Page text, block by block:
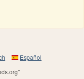
Español